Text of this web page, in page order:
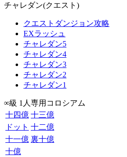
チャレダン(クエスト)
クエストダンジョン攻略
EXラッシュ
チャレダン5
チャレダン4
チャレダン3
チャレダン2
チャレダン1
∞級 1人専用コロシアム
十四億 十三億
ドット 十二億
十一億 裏十億
十億